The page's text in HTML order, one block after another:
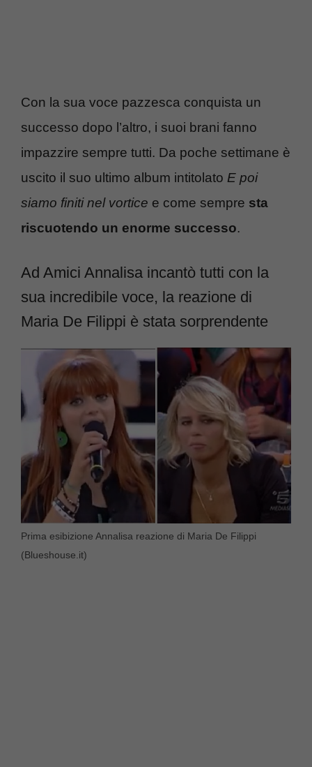
Con la sua voce pazzesca conquista un
successo dopo l’altro, i suoi brani fanno
impazzire sempre tutti. Da poche settimane è
uscito il suo ultimo album intitolato E poi
siamo finiti nel vortice e come sempre sta
riscuotendo un enorme successo.
Ad Amici Annalisa incantò tutti con la
sua incredibile voce, la reazione di
Maria De Filippi è stata sorprendente
Prima esibizione Annalisa reazione di Maria De Filippi
(Blueshouse.it)